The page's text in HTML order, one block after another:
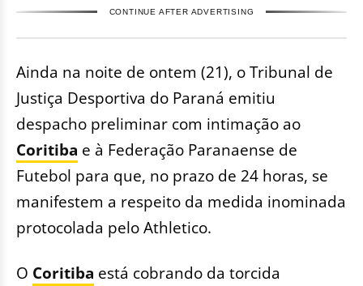
CONTINUE AFTER ADVERTISING
Ainda na noite de ontem (21), o Tribunal de
Justiça Desportiva do Paraná emitiu
despacho preliminar com intimação ao
Coritiba e à Federação Paranaense de
Futebol para que, no prazo de 24 horas, se
manifestem a respeito da medida inominada
protocolada pelo Athletico.
O Coritiba está cobrando da torcida